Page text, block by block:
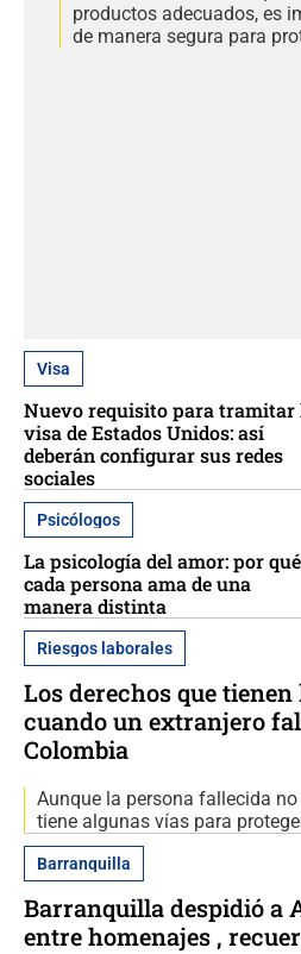
productos adecuados, es
de manera segura para
Visa
Nuevo requisito para tramitar
visa de Estados Unidos: así
deberán configurar sus redes
sociales
Psicólogos
La psicología del amor: por qué
cada persona ama de una
manera distinta
Riesgos laborales
Los derechos que
cuando un extranjero
Colombia
Aunque la persona fallecida
tiene algunas vías para
Barranquilla
Barranquilla despidió a
entre homenajes ,